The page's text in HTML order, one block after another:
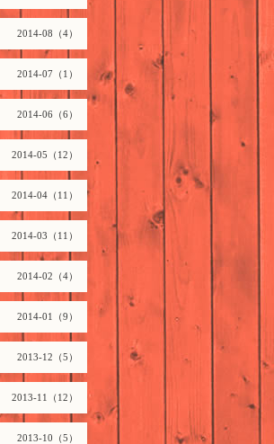
2014-08（4）
2014-07（1）
2014-06（6）
2014-05（12）
2014-04（11）
2014-03（11）
2014-02（4）
2014-01（9）
2013-12（5）
2013-11（12）
2013-10（5）